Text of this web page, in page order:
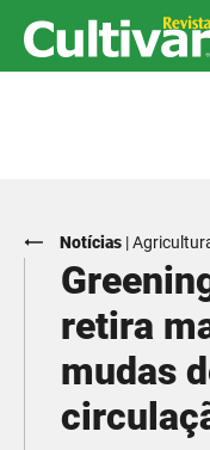
Notícias |
retira
mudas